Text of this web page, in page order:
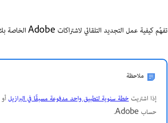
تفهّم كيفية عمل التجديد التلقائي لاشتراكات Adobe الخاصة بك.
ملاحظة
إذا اشتريتخطة سنوية لتطبيق واحد مدفوعة مسبقًا في البرازيلأو
حساب Adobe.